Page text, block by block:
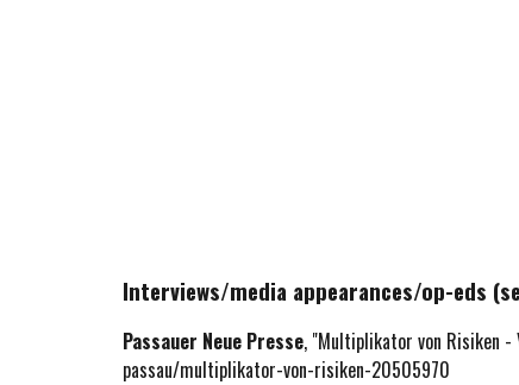
Interviews/media appearances/op-eds
Passauer Neue Presse, "Multiplikator von Risiken -
passau/multiplikator-von-risiken-20505970